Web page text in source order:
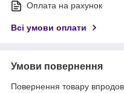
Оплата на рахунок
Всі умови оплати
Умови повернення
Повернення товару